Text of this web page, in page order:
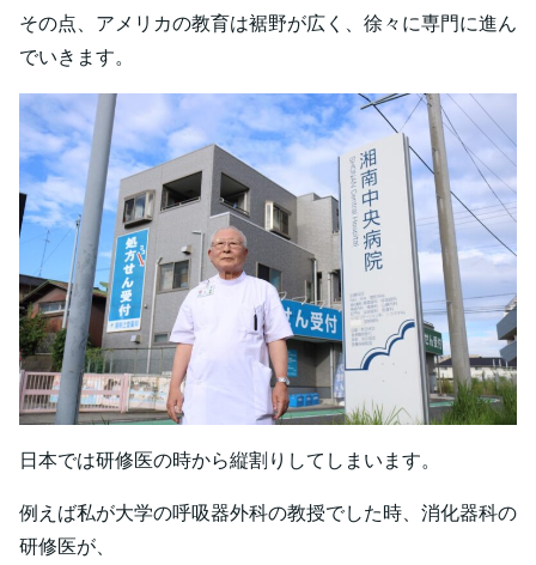
その点、アメリカの教育は裾野が広く、徐々に専門に進ん
でいきます。
日本では研修医の時から縦割りしてしまいます。
例えば私が大学の呼吸器外科の教授でした時、消化器科の
研修医が、